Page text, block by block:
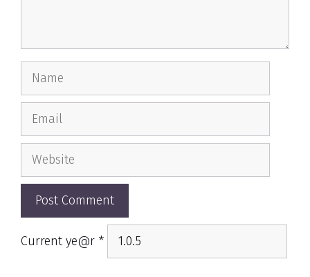
Name
Email
Website
Current ye@r *